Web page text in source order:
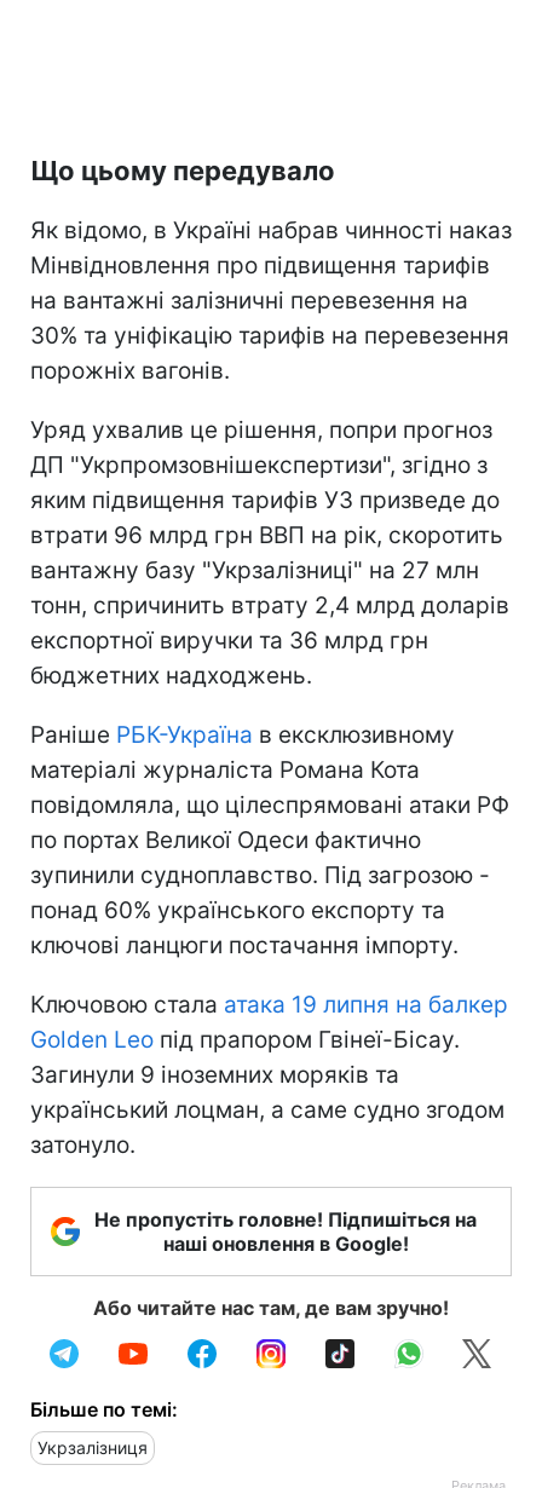
Що цьому передувало
Як відомо, в Україні набрав чинності наказ
Мінвідновлення про підвищення тарифів
на вантажні залізничні перевезення на
30% та уніфікацію тарифів на перевезення
порожніх вагонів.
Уряд ухвалив це рішення, попри прогноз
ДП "Укрпромзовнішекспертизи", згідно з
яким підвищення тарифів УЗ призведе до
втрати 96 млрд грн ВВП на рік, скоротить
вантажну базу "Укрзалізниці" на 27 млн
тонн, спричинить втрату 2,4 млрд доларів
експортної виручки та 36 млрд грн
бюджетних надходжень.
Раніше РБК-Україна в ексклюзивному
матеріалі журналіста Романа Кота
повідомляла, що цілеспрямовані атаки РФ
по портах Великої Одеси фактично
зупинили судноплавство. Під загрозою -
понад 60% українського експорту та
ключові ланцюги постачання імпорту.
Ключовою стала атака 19 липня на балкер
Golden Leo під прапором Гвінеї-Бісау.
Загинули 9 іноземних моряків та
український лоцман, а саме судно згодом
затонуло.
Не пропустіть головне! Підпишіться на
наші оновлення в Google!
Або читайте нас там, де вам зручно!
Більше по темі:
Укрзалізниця